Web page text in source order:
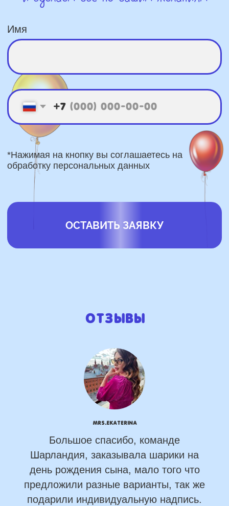
Отзывы
mrs.Ekaterina
Большое спасибо, команде
Шарландия, заказывала шарики на
день рождения сына, мало того что
предложили разные варианты, так же
подарили индивидуальную надпись.